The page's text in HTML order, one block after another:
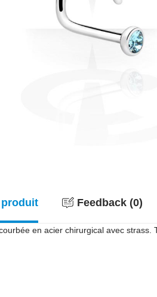
Feedback (0)
en acier chirurgical avec strass.